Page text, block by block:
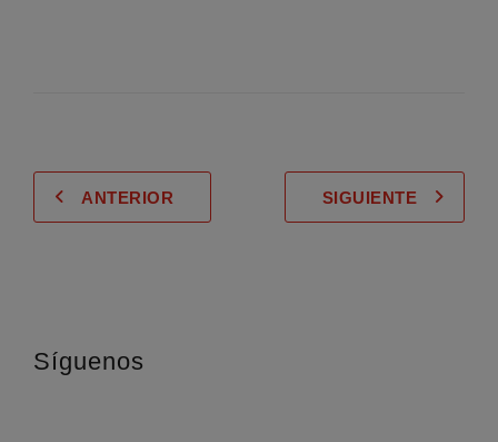
ANTERIOR SIGUIENTE
Síguenos